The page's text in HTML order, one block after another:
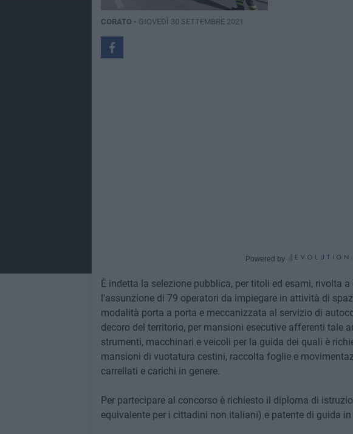
CORATO - GIOVEDÌ 30 SETTEMBRE 2021
Powered by
È indetta la selezione pubblica, per titoli ed esami, rivolta
l'assunzione di 79 operatori da impiegare in attività di
modalità porta a porta e meccanizzata al servizio di
decoro del territorio, per mansioni esecutive afferenti tale
strumenti, macchinari e veicoli per la guida dei quali è
mansioni di vuotatura cestini, raccolta foglie e
carrellati e carichi in genere.
Per partecipare al concorso è richiesto il diploma di
equivalente per i cittadini non italiani) e patente di guida